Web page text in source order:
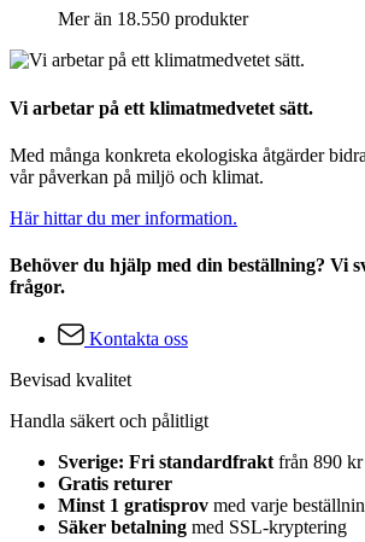
Mer än 18.550 produkter
Vi arbetar på ett klimatmedvetet sätt.
Med många konkreta ekologiska åtgärder
vår påverkan på miljö och klimat.
Här hittar du mer information.
Behöver du hjälp med din beställning? Vi
frågor.
Kontakta oss
Bevisad kvalitet
Handla säkert och pålitligt
Sverige: Fri standardfrakt från 890 kr
Gratis returer
Minst 1 gratisprov med varje
Säker betalning med SSL-kryptering